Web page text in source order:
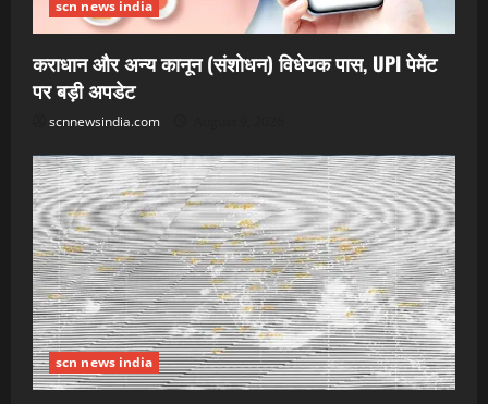
scn news india
कराधान और अन्य कानून (संशोधन) विधेयक पास, UPI पेमेंट
पर बड़ी अपडेट
scnnewsindia.com
scn news india